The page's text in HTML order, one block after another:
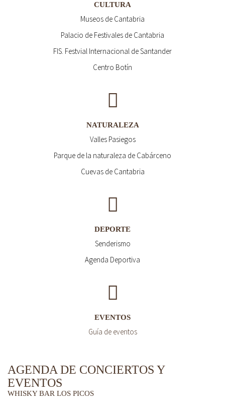
CULTURA
Museos de Cantabria
Palacio de Festivales de Cantabria
FIS. Festvial Internacional de Santander
Centro Botín
NATURALEZA
Valles Pasiegos
Parque de la naturaleza de Cabárceno
Cuevas de Cantabria
DEPORTE
Senderismo
Agenda Deportiva
EVENTOS
Guía de eventos
AGENDA DE CONCIERTOS Y
EVENTOS
WHISKY BAR LOS PICOS